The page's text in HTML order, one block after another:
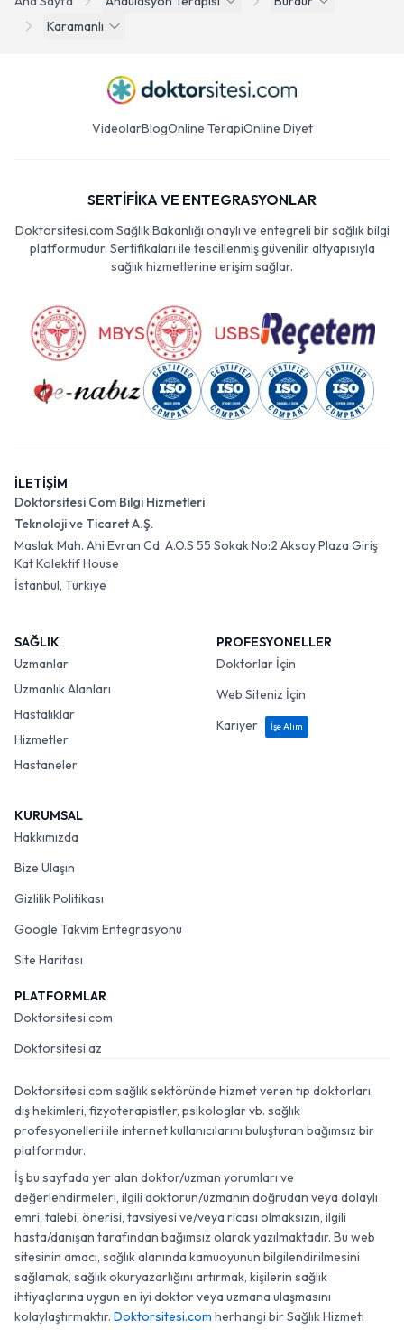
Karamanlı
VideolarBlogOnline TerapiOnline Diyet
SERTİFİKA VE ENTEGRASYONLAR
Doktorsitesi.com Sağlık Bakanlığı onaylı ve entegreli bir sağlık bilgi
platformudur. Sertifikaları ile tescillenmiş güvenilir altyapısıyla
sağlık hizmetlerine erişim sağlar.
İLETİŞİM
Doktorsitesi Com Bilgi Hizmetleri
Teknoloji ve Ticaret A.Ş.
Maslak Mah. Ahi Evran Cd. A.O.S 55 Sokak No:2 Aksoy Plaza Giriş
Kat Kolektif House
İstanbul, Türkiye
SAĞLIK
Uzmanlar
Uzmanlık Alanları
Hastalıklar
Hizmetler
Hastaneler
PROFESYONELLER
Doktorlar İçin
Web Siteniz İçin
Kariyer
İşe Alım
KURUMSAL
Hakkımızda
Bize Ulaşın
Gizlilik Politikası
Google Takvim Entegrasyonu
Site Haritası
PLATFORMLAR
Doktorsitesi.com
Doktorsitesi.az
Doktorsitesi.com sağlık sektöründe hizmet veren tıp doktorları,
diş hekimleri, fizyoterapistler, psikologlar vb. sağlık
profesyonelleri ile internet kullanıcılarını buluşturan bağımsız bir
platformdur.
İş bu sayfada yer alan doktor/uzman yorumları ve
değerlendirmeleri, ilgili doktorun/uzmanın doğrudan veya dolaylı
emri, talebi, önerisi, tavsiyesi ve/veya ricası olmaksızın, ilgili
hasta/danışan tarafından bağımsız olarak yazılmaktadır. Bu web
sitesinin amacı, sağlık alanında kamuoyunun bilgilendirilmesini
sağlamak, sağlık okuryazarlığını artırmak, kişilerin sağlık
ihtiyaçlarına uygun en iyi doktor veya uzmana ulaşmasını
kolaylaştırmaktır. Doktorsitesi.com herhangi bir Sağlık Hizmeti